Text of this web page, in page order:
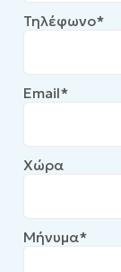
Τηλέφωνο*
Email*
Χώρα
Μήνυμα*